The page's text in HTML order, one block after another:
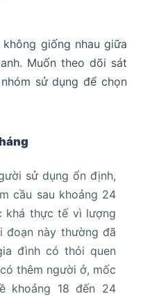
giống nhau giữa
Muốn theo dõi sát
sử dụng để chọn
sử dụng ổn định,
cầu sau khoảng 24
khá thực tế vì lượng
này thường đã
đình có thói quen
thêm người ở, mốc
khoảng 18 đến 24